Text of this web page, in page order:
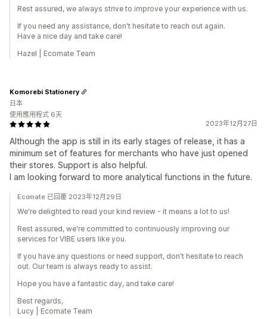
Rest assured, we always strive to improve your experience with us.
If you need any assistance, don't hesitate to reach out again.
Have a nice day and take care!
Hazel | Ecomate Team
2023年12月27日
Although the app is still in its early stages of release, it has a
minimum set of features for merchants who have just opened
their stores. Support is also helpful.
I am looking forward to more analytical functions in the future.
Komorebi Stationery
日本
使用應用程式 6天
Ecomate 已回覆 2023年12月29日
We're delighted to read your kind review - it means a lot to us!
Rest assured, we're committed to continuously improving our
services for VIBE users like you.
If you have any questions or need support, don't hesitate to reach
out. Our team is always ready to assist.
Hope you have a fantastic day, and take care!
Best regards,
Lucy | Ecomate Team